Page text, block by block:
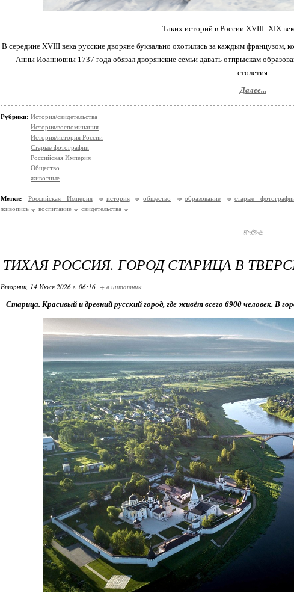
Таких историй в России XVIII–XIX
В середине XVIII века русские дворяне буквально охотились за каждым французом,
Анны Иоанновны 1737 года обязал дворянские семьи давать отпрыскам
столетия.
Далее...
Рубрики: История/свидетельства
История/воспоминания
История/история России
Старые фотографии
Российская Империя
Общество
животные
Метки: Российская Империя история общество образование
старые
живопись
воспитание свидетельства
ТИХАЯ РОССИЯ. ГОРОД СТАРИЦА В
Вторник, 14 Июля 2026 г. 06:16 + в цитатник
Старица. Красивый и древний русский город, где живёт всего 6900 человек. В